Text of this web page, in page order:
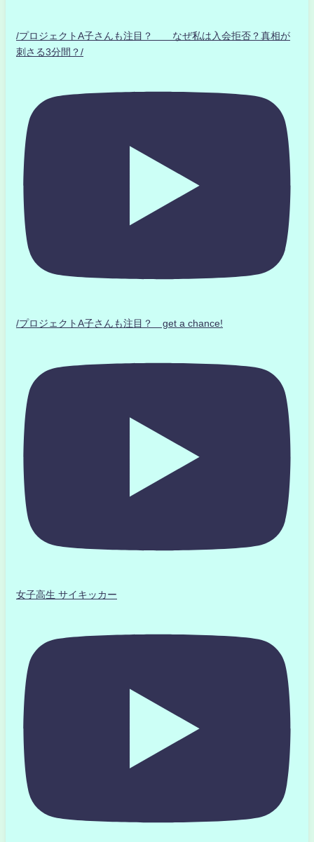
/プロジェクトA子さんも注目？ なぜ私は入会拒否？真相が
刺さる3分間？/
/プロジェクトA子さんも注目？ get a chance!
女子高生 サイキッカー